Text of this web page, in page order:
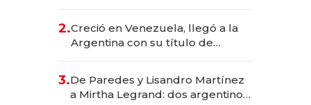
2.Creció en Venezuela, llegó a la
Argentina con su título de
las marcas "fast premium"
3.De Paredes y Lisandro Martínez
a Mirtha Legrand: dos argentinos